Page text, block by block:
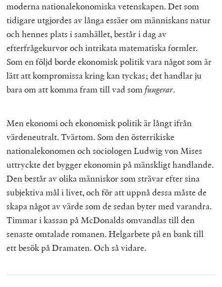
moderna nationalekonomiska vetenskapen. Det som
tidigare utgjordes av långa essäer om människans natur
och hennes plats i samhället, består i dag av
efterfrågekurvor och intrikata matematiska formler.
Som en följd borde ekonomisk politik vara något som är
lätt att kompromissa kring kan tyckas; det handlar ju
bara om att komma fram till vad somfungerar.
Men ekonomi och ekonomisk politik är långt ifrån
värdeneutralt. Tvärtom. Som den österrikiske
nationalekonomen och sociologen Ludwig von Mises
uttryckte det bygger ekonomin på mänskligt handlande.
Den består av olika människor som strävar efter sina
subjektiva mål i livet, och för att uppnå dessa måste de
skapa något av värde som de sedan byter med varandra.
Timmar i kassan på McDonalds omvandlas till den
senaste omtalade romanen. Helgarbete på en bank till
ett besök på Dramaten. Och så vidare.